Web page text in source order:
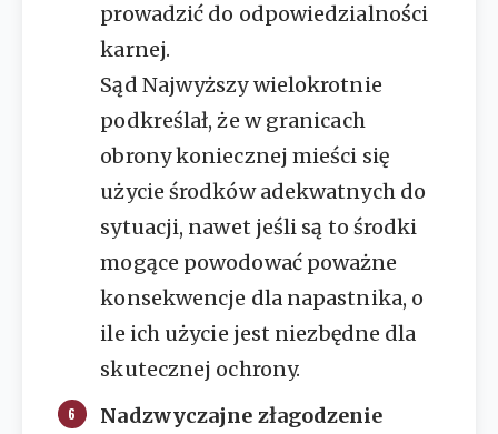
prowadzić do odpowiedzialności
karnej.
Sąd Najwyższy wielokrotnie
podkreślał, że w granicach
obrony koniecznej mieści się
użycie środków adekwatnych do
sytuacji, nawet jeśli są to środki
mogące powodować poważne
konsekwencje dla napastnika, o
ile ich użycie jest niezbędne dla
skutecznej ochrony.
Nadzwyczajne złagodzenie